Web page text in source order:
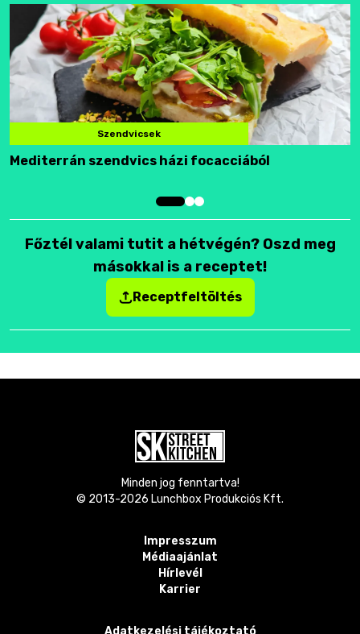
Szendvicsek
Mediterrán szendvics házi focacciából
Főztél valami tutit a hétvégén? Oszd meg
másokkal is a receptet!
Receptfeltöltés
Minden jog fenntartva!
© 2013-2026 Lunchbox Produkciós Kft.
Impresszum
Médiaajánlat
Hírlevél
Karrier